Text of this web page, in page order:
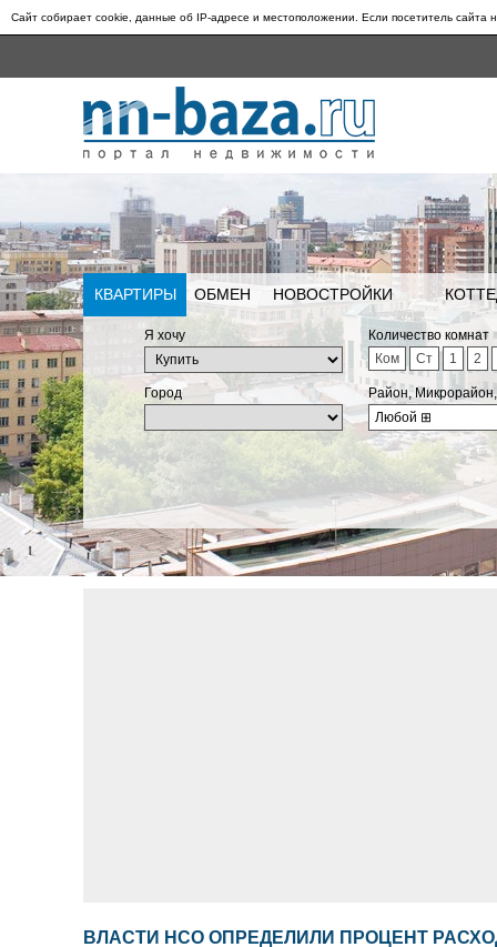
Сайт собирает cookie, данные об IP-адресе и местоположении. Если посетитель сайта
КВАРТИРЫ ОБМЕН НОВОСТРОЙКИ
Я хочу
Количество комнат
Ком
Ст 1 2
Город
Район,
Любой ⊞
ВЛАСТИ НСО ОПРЕДЕЛИЛИ ПРОЦЕНТ